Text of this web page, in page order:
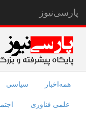
پارسی‌نیوز
همه‌اخبار سیاسی
علمی فناوری